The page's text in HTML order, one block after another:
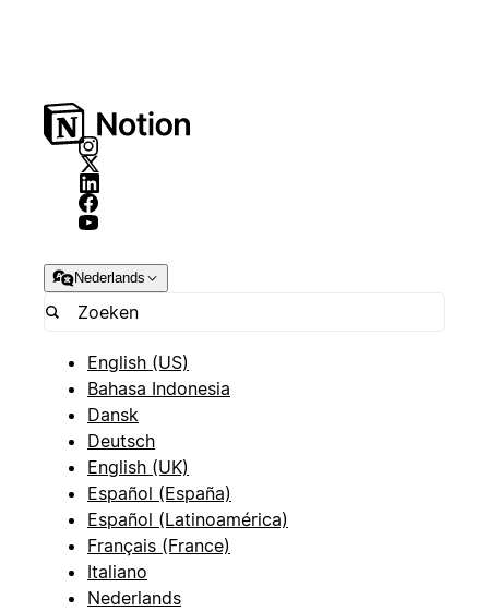
Nederlands
English (US)
Bahasa Indonesia
Dansk
Deutsch
English (UK)
Español (España)
Español (Latinoamérica)
Français (France)
Italiano
Nederlands